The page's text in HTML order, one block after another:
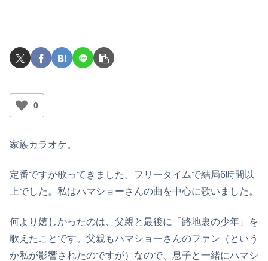
0
家族カラオケ。
定番ですが歌ってきました。フリータイムで結局6時間以
上でした。私はハマショーさんの曲を中心に歌いました。
何より嬉しかったのは、父親と最後に「路地裏の少年」を
歌えたことです。父親もハマショーさんのファン（という
か私が影響されたのですが）なので、息子と一緒にハマシ